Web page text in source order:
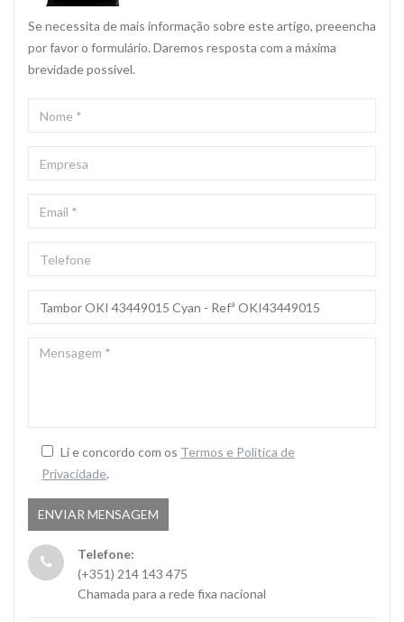
Se necessita de mais informação sobre este artigo, preeencha
por favor o formulário. Daremos resposta com a máxima
brevidade possivel.
Li e concordo com os Termos e Politica de
Privacidade.
Telefone:
(+351) 214 143 475
Chamada para a rede fixa nacional